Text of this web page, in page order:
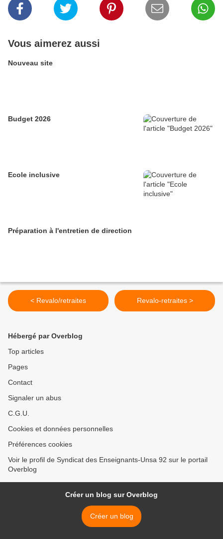
Vous aimerez aussi
Nouveau site
Budget 2026
Ecole inclusive
Préparation à l'entretien de direction
< Revalo/retraites Revalo-retraites >
Hébergé par Overblog
Top articles
Pages
Contact
Signaler un abus
C.G.U.
Cookies et données personnelles
Préférences cookies
Voir le profil de Syndicat des Enseignants-Unsa 92 sur le portail
Overblog
Créer un blog sur Overblog
Créer un blog